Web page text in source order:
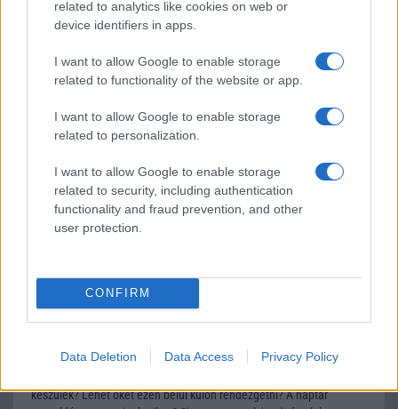
related to analytics like cookies on web or
device identifiers in apps.
I want to allow Google to enable storage
related to functionality of the website or app.
I want to allow Google to enable storage
related to personalization.
I want to allow Google to enable storage
related to security, including authentication
functionality and fraud prevention, and other
user protection.
CONFIRM
Data Deletion Data Access Privacy Policy
2004-4-19 12:53:27 PM
Sziasztok!Ezt a telefont csak egy színben lehet megtalálni?
GoKa
2004-4-19 5:25:02 PM
Sziasztok!Tud valaki mondani egy helyet, ahol LG5400-hoz
headsetet lehet kapni?
2004-4-20 3:16:18 PM
Szia Rita! Lenne pár kérdésem a telefonnal kapcsolatban! Az elsõ a
készülék? Lehet õket ezen belül külön rendezgetni? A naptár